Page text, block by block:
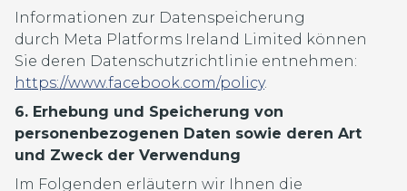
Informationen zur Datenspeicherung
durch Meta Platforms Ireland Limited können
Sie deren Datenschutzrichtlinie entnehmen:
https://www.facebook.com/policy.
6. Erhebung und Speicherung von
personenbezogenen Daten sowie deren Art
und Zweck der Verwendung
Im Folgenden erläutern wir Ihnen die